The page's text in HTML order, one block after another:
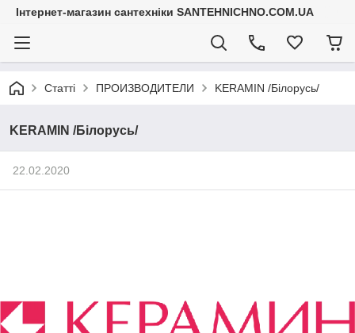
Інтернет-магазин сантехніки SANTEHNICHNO.COM.UA
Статті ПРОИЗВОДИТЕЛИ KERAMIN /Білорусь/
KERAMIN /Білорусь/
22.02.2020